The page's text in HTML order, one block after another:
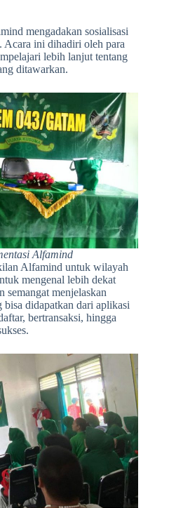
mengadakan sosialisasi
ini dihadiri oleh para
lebih lanjut tentang
ditawarkan.
Alfamind
Alfamind untuk wilayah
mengenal lebih dekat
semangat menjelaskan
didapatkan dari aplikasi
bertransaksi, hingga